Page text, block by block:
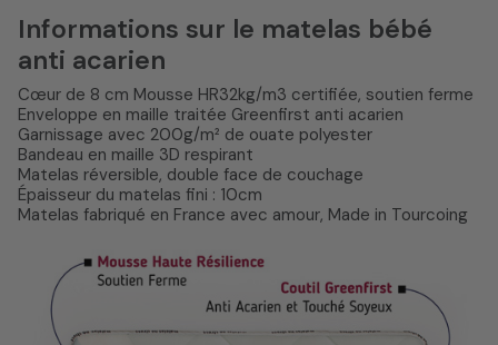
Informations sur le matelas bébé
anti acarien
Cœur de 8 cm Mousse HR32kg/m3 certifiée, soutien ferme
Enveloppe en maille traitée Greenfirst anti acarien
Garnissage avec 200g/m² de ouate polyester
Bandeau en maille 3D respirant
Matelas réversible, double face de couchage
Épaisseur du matelas fini : 10cm
Matelas fabriqué en France avec amour, Made in Tourcoing